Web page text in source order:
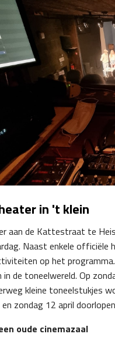
in 't klein
aan de Kattestraat te
Naast enkele officiële
op het
in de toneelwereld. Op
kleine toneelstukjes
zondag 12 april
oude cinemazaal